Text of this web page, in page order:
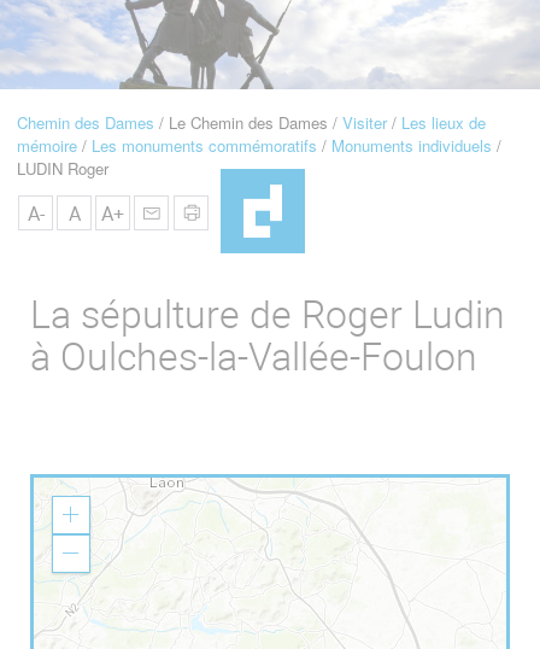
Navigation
Fil
d'Ariane
Chemin des Dames Le Chemin des Dames Visiter
Les lieux de
mémoire
Les monuments commémoratifs
Monuments individuels
LUDIN Roger
A- A A+
La sépulture de Roger Ludin
à Oulches-la-Vallée-Foulon
Z
o
o
m
I
n
o
o
m